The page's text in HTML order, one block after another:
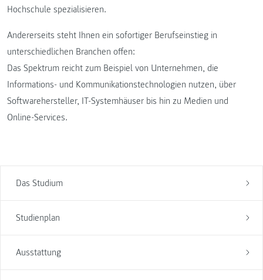
Das Studium
Studienplan
Ausstattung
Hochschule spezialisieren.
Andererseits steht Ihnen ein sofortiger Berufseinstieg in
unterschiedlichen Branchen offen:
Das Spektrum reicht zum Beispiel von Unternehmen, die
Informations- und Kommunikationstechnologien nutzen, über
Softwarehersteller, IT-Systemhäuser bis hin zu Medien und
Online-Services.